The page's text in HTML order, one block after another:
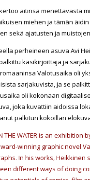
kertoo äitinsä
miehen ja tämän äidin
sekä ajatusten ja
perheineen asuva Avi
käsikirjoittaja ja
Valotusaika oli
sarjakuvista, ja se
oli kokonaan
joka kuvattiin aidoissa
palkitun kokoillan
THE WATER is an exhibition
winning graphic novel
In his works,
different ways of doing